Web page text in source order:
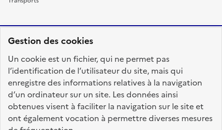
Gestion des cookies
Un cookie est un fichier, qui ne permet pas
l’identification de l’utilisateur du site, mais qui
enregistre des informations relatives à la navigation
d’un ordinateur sur un site. Les données ainsi
obtenues visent à faciliter la navigation sur le site et
ont également vocation à permettre diverses mesures
FRANÇAISE
fonction-publique.gouv.fr
legifrance.gouv.fr